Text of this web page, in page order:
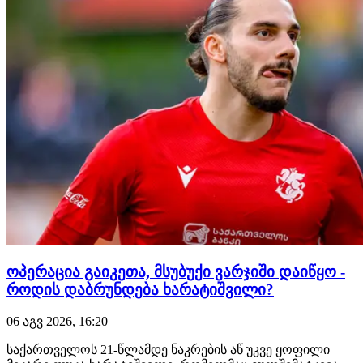
წინახაზელის "ბლაუგრან…
ოპერაცია გაიკეთა, მსუბუქი ვარჯიში დაიწყო -
როდის დაბრუნდება ხარატიშვილი?
06 აგვ 2026, 16:20
საქართველოს 21-წლამდე ნაკრების აწ უკვე ყოფილი